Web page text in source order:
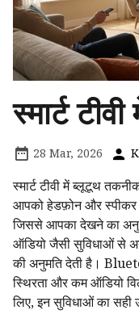
स्मार्ट
28 Mar, 2026
स्मार्ट टीवी में ब्लूटूथ
आपको हेडफ़ोन और स्पीकर
जिससे आपका देखने का
ऑडियो जैसी सुविधाओं से
की अनुमति देती है।
स्थिरता और कम ऑडियो
लिए, इन सुविधाओं का सही